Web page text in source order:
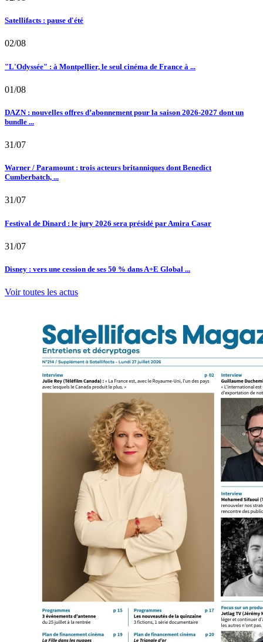
Satellifacts : pause d'été
02/08
"L'Odyssée" : à Montpellier, le seul cinéma de France à ...
01/08
DAZN : nouvelles offres d’abonnement pour la saison 2026-2027 dont un
bundle ...
31/07
Warner / Paramount : trois acteurs britanniques dont Benedict
Cumberbatch, ...
31/07
Festival de Dinard : le jury 2026 sera présidé par Amira Casar
31/07
Disney : vers une cession de ses 50 % dans A+E Global ...
Voir toutes les actus